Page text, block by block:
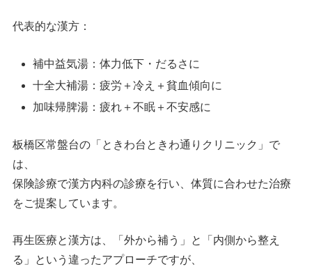
代表的な漢方：
補中益気湯：体力低下・だるさに
十全大補湯：疲労＋冷え＋貧血傾向に
加味帰脾湯：疲れ＋不眠＋不安感に
板橋区常盤台の「ときわ台ときわ通りクリニック」で
は、
保険診療で漢方内科の診療を行い、体質に合わせた治療
をご提案しています。
再生医療と漢方は、「外から補う」と「内側から整え
る」という違ったアプローチですが、